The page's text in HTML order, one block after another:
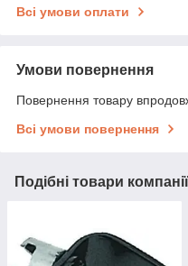
Всі умови оплати
Умови повернення
Повернення товару
Всі умови повернення
Подібні товари компанії